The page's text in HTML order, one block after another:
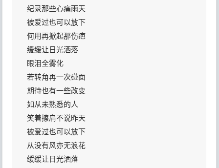
纪录那些心痛雨天
被爱过也可以放下
何用再掀起那伤疤
缓缓让日光洒落
眼泪全雾化
若转角再一次碰面
期待也有一些改变
如从未熟悉的人
笑着擦肩不说昨天
被爱过也可以放下
从没有风亦无浪花
缓缓让日光洒落